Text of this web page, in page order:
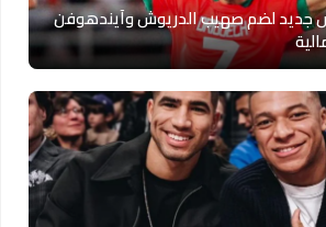
جديد لضم صهيب الدريوش وآيندهوفن